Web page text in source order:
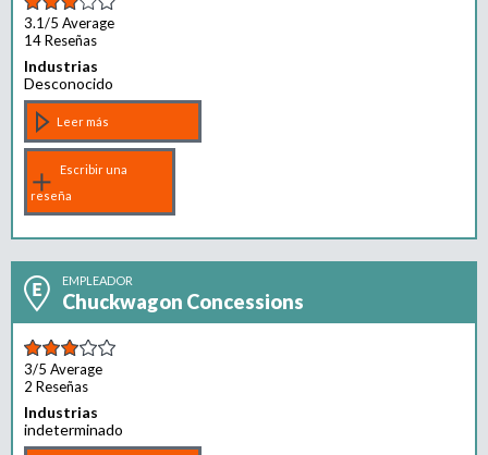
e
d
a
a
g
e
n
c
i
a
d
c
l
u
t
a
m
i
e
3.1/5 Average
14 Reseñas
Industrias
Desconocido
Leer más
Escribir una
reseña
EMPLEADOR
Chuckwagon Concessions
3/5 Average
2 Reseñas
Industrias
indeterminado